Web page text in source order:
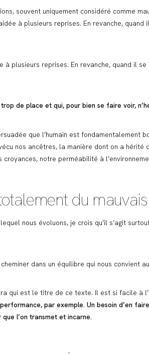
souvent uniquement considéré comme
à plusieurs reprises. En revanche,
à plusieurs reprises. En revanche, quand il
de place et qui, pour bien se faire voir,
que l’humain est fondamentalement
nos ancêtres, la manière dont on a
notre perméabilité à
du
nous évoluons, je crois qu’il s’agit
dans un équilibre qui nous convient
qui est le titre de ce texte. Il est si facile à
par exemple. Un besoin d’en
l’on transmet et incarne.